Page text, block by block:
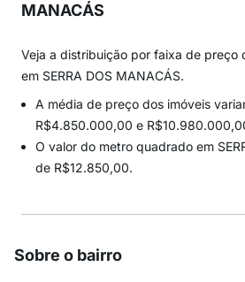
MANACÁS
Veja a distribuição por faixa de preço
em SERRA DOS MANACÁS.
A média de preço dos imóveis
R$4.850.000,00 e
O valor do metro quadrado em
de R$12.850,00.
Sobre o bairro